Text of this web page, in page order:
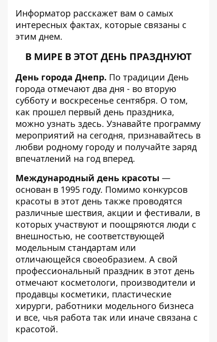
Информатор расскажет вам о самых
интересных фактах, которые связаны с
этим днем.
В МИРЕ В ЭТОТ ДЕНЬ ПРАЗДНУЮТ
День города Днепр. По традиции День
города отмечают два дня - во вторую
субботу и воскресенье сентября. О том,
как прошел первый день праздника,
можно узнать здесь. Узнавайте программу
мероприятий на сегодня, признавайтесь в
любви родному городу и получайте заряд
впечатлений на год вперед.
Международный день красоты —
основан в 1995 году. Помимо конкурсов
красоты в этот день также проводятся
различные шествия, акции и фестивали, в
которых участвуют и поощряются люди с
внешностью, не соответствующей
модельным стандартам или
отличающейся своеобразием. А свой
профессиональный праздник в этот день
отмечают косметологи, производители и
продавцы косметики, пластические
хирурги, работники модельного бизнеса
и все, чья работа так или иначе связана с
красотой.